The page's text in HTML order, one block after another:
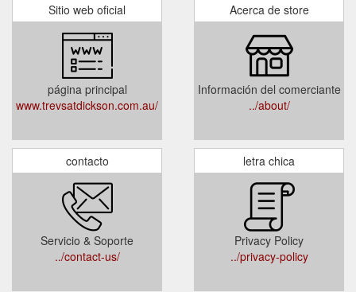
Sitio web oficial
página principal
www.trevsatdickson.com.au/
Acerca de store
Información del comerciante
../about/
contacto
Servicio & Soporte
../contact-us/
letra chica
Privacy Policy
../privacy-policy